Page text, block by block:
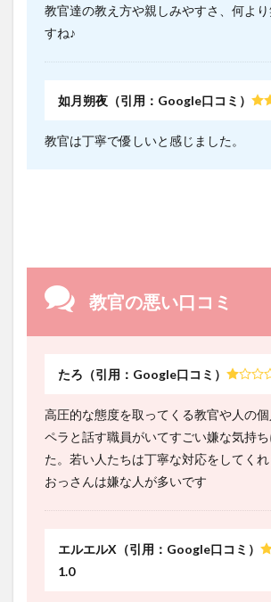
教官達の教え方や親しみやすさ、何よ
すね♪
如月朔夜（引用：Google口コミ）
教官は丁寧で優しいと感じました。
教官の悪い口コミ
たろ（引用：Google口コミ）
高圧的な態度を取ってくる教官や人の
ペラと話す職員がいてすごい嫌な気持
た。若い人たちは丁寧な対応をしてく
おっさんは嫌な人が多いです
エルエルX（引用：Google口コミ）
1.0